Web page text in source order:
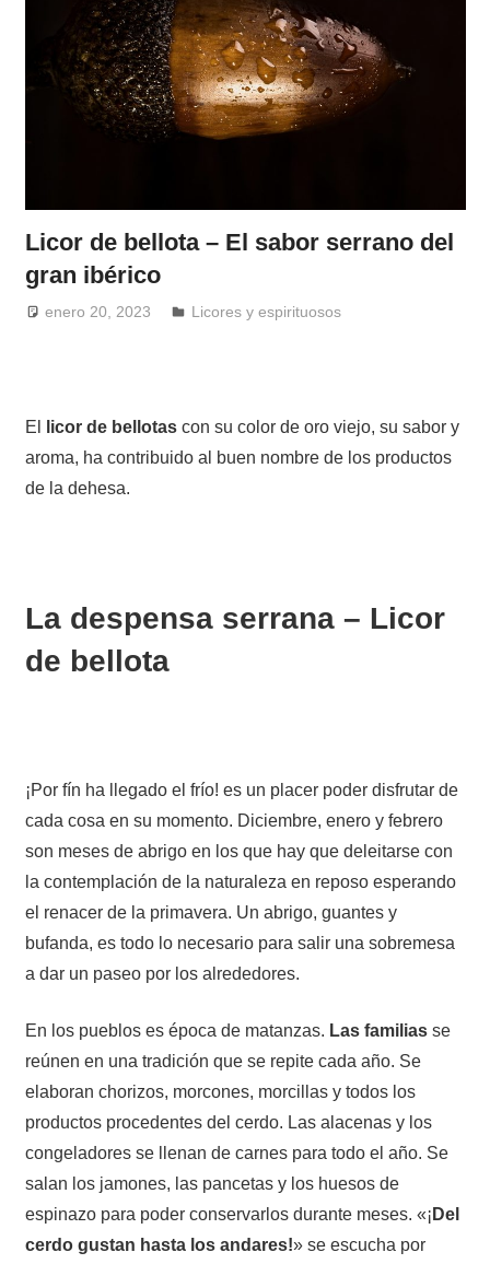
Licor de bellota – El sabor serrano del
gran ibérico
enero 20, 2023 Windrose
Licores y espirituosos
El licor de bellotascon su color de oro viejo, su sabor y
aroma, ha contribuido al buen nombre de los productos
de la dehesa.
La despensa serrana – Licor
de bellota
¡Por fín ha llegado el frío! es un placer poder disfrutar de
cada cosa en su momento. Diciembre, enero y febrero
son meses de abrigo en los que hay que deleitarse con
la contemplación de la naturaleza en reposo esperando
el renacer de la primavera. Un abrigo, guantes y
bufanda, es todo lo necesario para salir una sobremesa
a dar un paseo por los alrededores.
En los pueblos es época de matanzas. Las familiasse
reúnen en una tradición que se repite cada año. Se
elaboran chorizos, morcones, morcillas y todos los
productos procedentes del cerdo. Las alacenas y los
congeladores se llenan de carnes para todo el año. Se
salan los jamones, las pancetas y los huesos de
espinazo para poder conservarlos durante meses. «¡ Del
cerdo gustan hasta los andares!» se escucha por